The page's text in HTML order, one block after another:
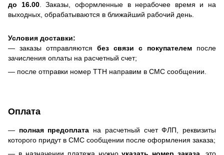
до 16.00. Заказы, оформленные в нерабочее время и на
выходных, обрабатываются в ближайший рабочий день.
Условия доставки:
— заказы отправляются без связи с покупателем после
зачисления оплаты на расчетный счет;
— после отправки номер ТТН направим в СМС сообщении.
Оплата
— полная предоплата на расчетный счет ФЛП, реквизиты
которого придут в СМС сообщении после оформления заказа;